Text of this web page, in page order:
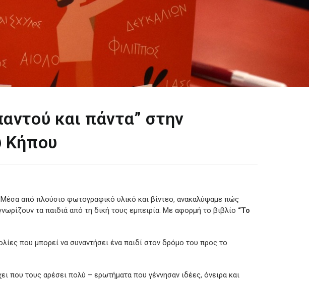
και πάντα” στην
Κήπου
από πλούσιο φωτογραφικό υλικό και βίντεο, ανακαλύψαμε πώς
τα παιδιά από τη δική τους εμπειρία. Με αφορμή το βιβλίο “Το
που μπορεί να συναντήσει ένα παιδί στον δρόμο του προς το
που τους αρέσει πολύ – ερωτήματα που γέννησαν ιδέες, όνειρα και